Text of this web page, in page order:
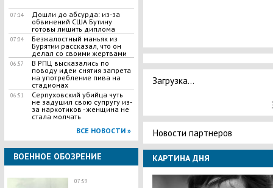
07:14
​Дошли до абсурда: из-за
обвинений США Бутину
готовы лишить диплома
07:04
Безжалостный маньяк из
Бурятии рассказал, что он
делал со своими жертвами
06:57
В РПЦ высказались по
поводу идеи снятия запрета
на употребление пива на
стадионах
06:51
Серпуховский убийца чуть
не задушил свою супругу из-
за наркотиков - женщина не
стала молчать
ВСЕ НОВОСТИ »
ВОЕННОЕ ОБОЗРЕНИЕ
07:59
Загрузка...
Новости партнеров
КАРТИНА ДНЯ